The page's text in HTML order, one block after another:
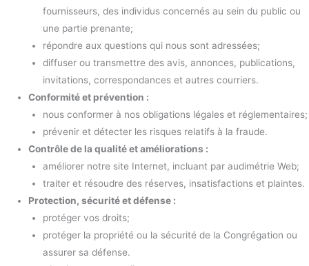
fournisseurs, des individus concernés au sein du public ou
une partie prenante;
répondre aux questions qui nous sont adressées;
diffuser ou transmettre des avis, annonces, publications,
invitations, correspondances et autres courriers.
Conformité et prévention :
nous conformer à nos obligations légales et réglementaires;
prévenir et détecter les risques relatifs à la fraude.
Contrôle de la qualité et améliorations :
améliorer notre site Internet, incluant par audimétrie Web;
traiter et résoudre des réserves, insatisfactions et plaintes.
Protection, sécurité et défense :
protéger vos droits;
protéger la propriété ou la sécurité de la Congrégation ou
assurer sa défense.